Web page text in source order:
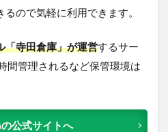
ので気軽に利用できます。
「寺田倉庫」が運営するサー
間管理されるなど保管環境は
公式サイトへ